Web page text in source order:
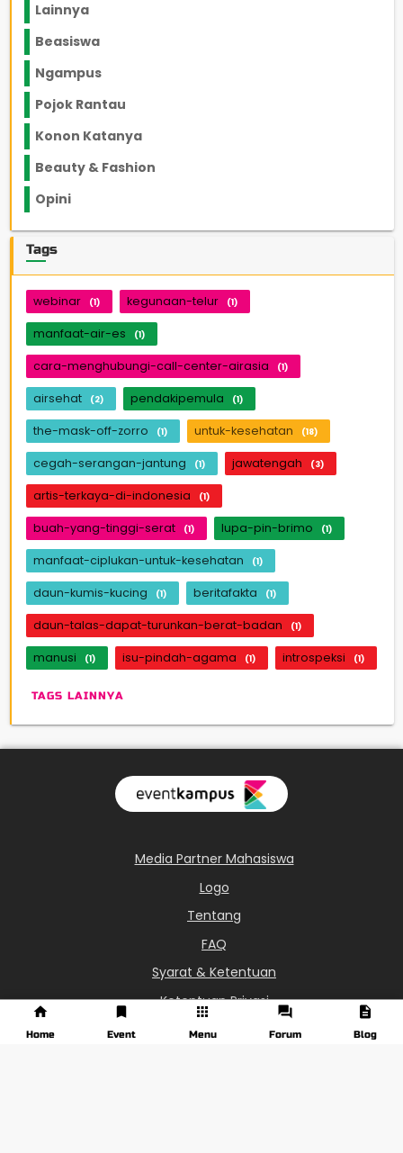
Lainnya
Beasiswa
Ngampus
Pojok Rantau
Konon Katanya
Beauty & Fashion
Opini
Tags
webinar (1) kegunaan-telur (1)
manfaat-air-es (1)
cara-menghubungi-call-center-airasia (1)
airsehat (2) pendakipemula (1)
the-mask-off-zorro (1) untuk-kesehatan (18)
cegah-serangan-jantung (1) jawatengah (3)
artis-terkaya-di-indonesia (1)
buah-yang-tinggi-serat (1) lupa-pin-brimo (1)
manfaat-ciplukan-untuk-kesehatan (1)
daun-kumis-kucing (1) beritafakta (1)
daun-talas-dapat-turunkan-berat-badan (1)
manusi (1) isu-pindah-agama (1) introspeksi (1)
TAGS LAINNYA
Media Partner Mahasiswa
Logo
Tentang
FAQ
Syarat & Ketentuan
Ketentuan Privasi
0851-6113-8687
Home Event Menu Forum Blog